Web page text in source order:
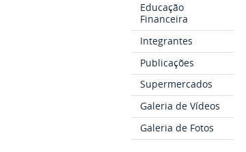
Educação
Financeira
Integrantes
Publicações
Supermercados
Galeria de Vídeos
Galeria de Fotos